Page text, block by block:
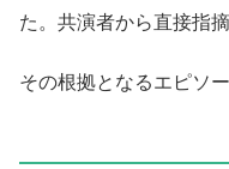
た。共演者から直接指
その根拠となるエピソ